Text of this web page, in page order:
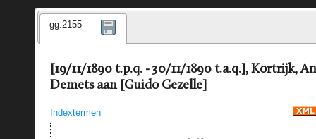
gg.2155
[19/11/1890 t.p.q. - 30/11/1890 t.a.q.], Kortrijk,
Demets aan [Guido Gezelle]
Indextermen